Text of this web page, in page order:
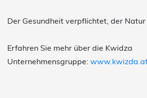
Der Gesundheit verpflichtet, der
Erfahren Sie mehr über die Kwidza
Unternehmensgruppe: